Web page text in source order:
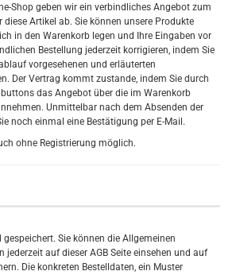
Shop geben wir ein verbindliches Angebot zum
Artikel ab. Sie können unsere Produkte
in den Warenkorb legen und Ihre Eingaben vor
Bestellung jederzeit korrigieren, indem Sie
vorgesehenen und erläuterten
Der Vertrag kommt zustande, indem Sie durch
das Angebot über die im Warenkorb
Unmittelbar nach dem Absenden der
noch einmal eine Bestätigung per E-Mail.
ohne Registrierung möglich.
gespeichert. Sie können die Allgemeinen
jederzeit auf dieser AGB Seite einsehen und auf
Die konkreten Bestelldaten, ein Muster